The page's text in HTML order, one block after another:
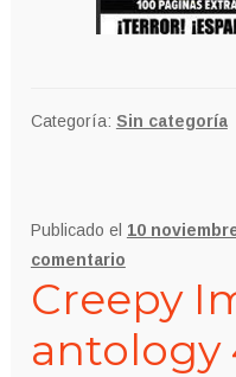
Categoría: Sin categoría
Publicado el 10
comentario
Creepy
antology